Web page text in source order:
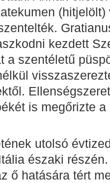
kezdett
a szentéletű
is megőrizte
utolsó
északi
ő hatására tért